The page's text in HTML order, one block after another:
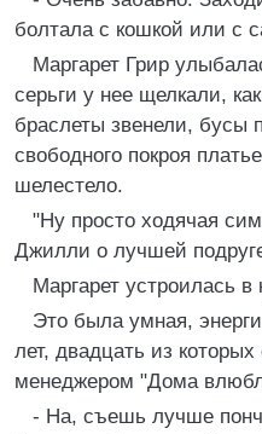
болтала с кошкой или с
Маргарет Грир
серьги у нее щелкали,
браслеты звенели, бусы
свободного покроя
шелестело.
"Ну просто ходячая
Джилли о лучшей
Маргарет устроилась в
Это была умная,
лет, двадцать из
менеджером "Дома
- На, съешь лучше